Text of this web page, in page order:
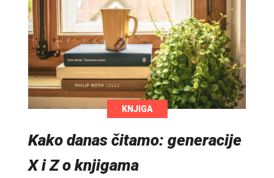
KNJIGA
Kako danas čitamo: generacije
X i Z o knjigama